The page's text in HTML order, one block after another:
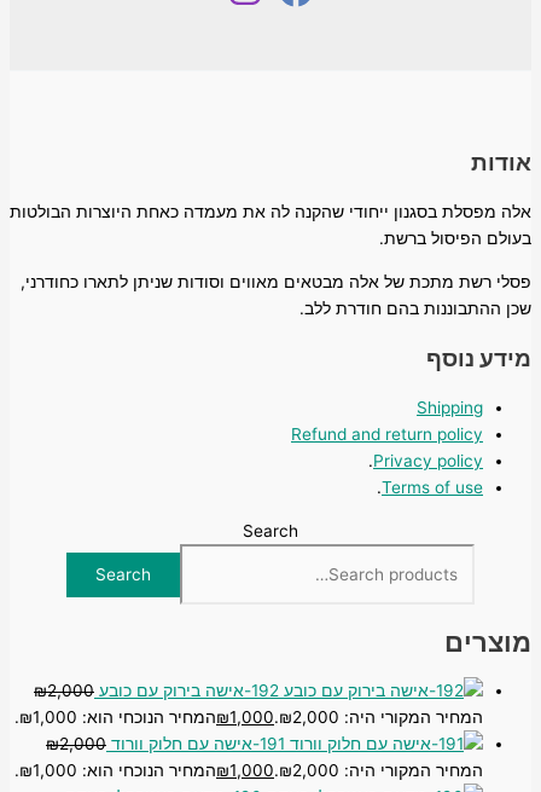
אודות
אלה מפסלת בסגנון ייחודי שהקנה לה את מעמדה כאחת היוצרות הבולטות
בעולם הפיסול ברשת.
פסלי רשת מתכת של אלה מבטאים מאווים וסודות שניתן לתארו כחודרני,
שכן ההתבוננות בהם חודרת ללב.
מידע נוסף
Shipping
Refund and return policy
Privacy policy
.
Terms of use
.
Search
Search
מוצרים
192-אישה בירוק עם כובע ₪2,000
המחיר המקורי היה: ₪2,000.
₪1,000
המחיר הנוכחי הוא: ₪1,000.
191-אישה עם חלוק וורוד
₪2,000
המחיר המקורי היה: ₪2,000.
₪1,000
המחיר הנוכחי הוא: ₪1,000.